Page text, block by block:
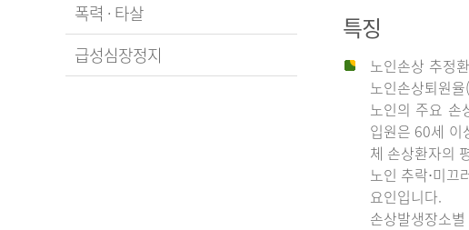
폭력 · 타살
급성심장정지
특징
노인손상 추정
노인손상퇴원
노인의 주요 손
입원은 60세 이
체 손상환자의
노인 추락⋅미
요인입니다.
손상발생장소